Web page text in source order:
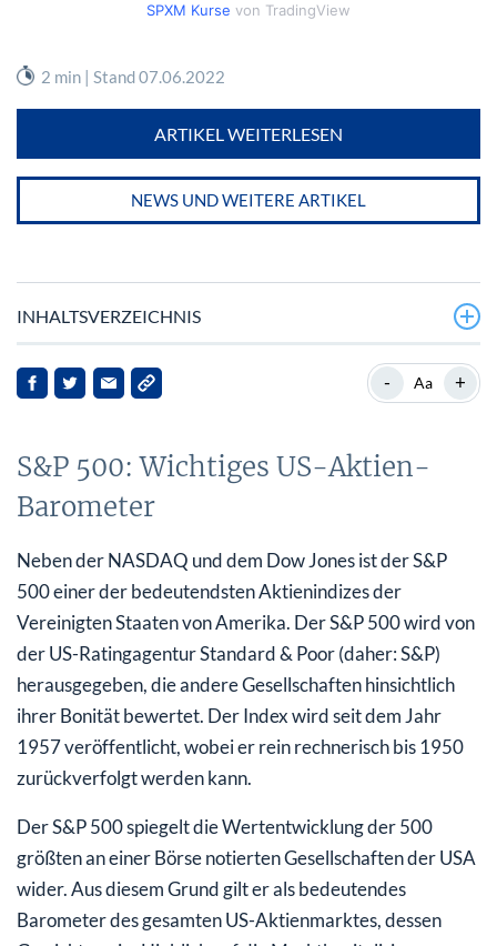
SPXM Kurse von TradingView
2 min | Stand 07.06.2022
ARTIKEL WEITERLESEN
NEWS UND WEITERE ARTIKEL
INHALTSVERZEICHNIS
S&P 500: Wichtiges US-Aktien-Barometer
2. Alphabet
3. Amazon.com
4. Altria Group
5. Amgen
- Aa +
S&P 500: Wichtiges US-Aktien-
Barometer
Neben der NASDAQ und dem Dow Jones ist der S&P
500 einer der bedeutendsten Aktienindizes der
Vereinigten Staaten von Amerika. Der S&P 500 wird von
der US-Ratingagentur Standard & Poor (daher: S&P)
herausgegeben, die andere Gesellschaften hinsichtlich
ihrer Bonität bewertet. Der Index wird seit dem Jahr
1957 veröffentlicht, wobei er rein rechnerisch bis 1950
zurückverfolgt werden kann.
Der S&P 500 spiegelt die Wertentwicklung der 500
größten an einer Börse notierten Gesellschaften der USA
wider. Aus diesem Grund gilt er als bedeutendes
Barometer des gesamten US-Aktienmarktes, dessen